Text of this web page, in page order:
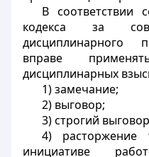
В соответствии
кодекса за
дисциплинарного
вправе
дисциплинарных
1) замечание;
2) выговор;
3) строгий
4) расторжение
инициативе